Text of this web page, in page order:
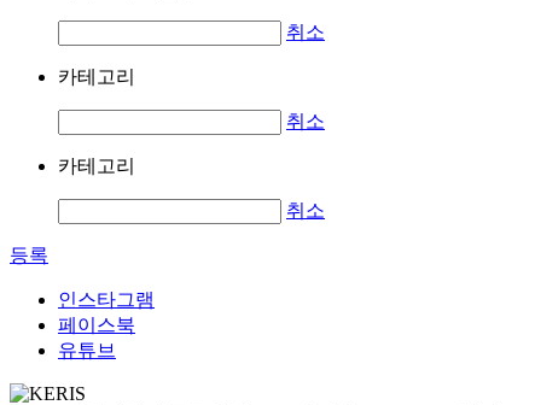
취소
카테고리
취소
카테고리
취소
등록
인스타그램
페이스북
유튜브